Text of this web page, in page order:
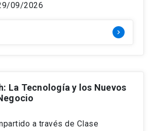
09/2026
keyboard_arrow_right
La Tecnología y los Nuevos
a través de Clase